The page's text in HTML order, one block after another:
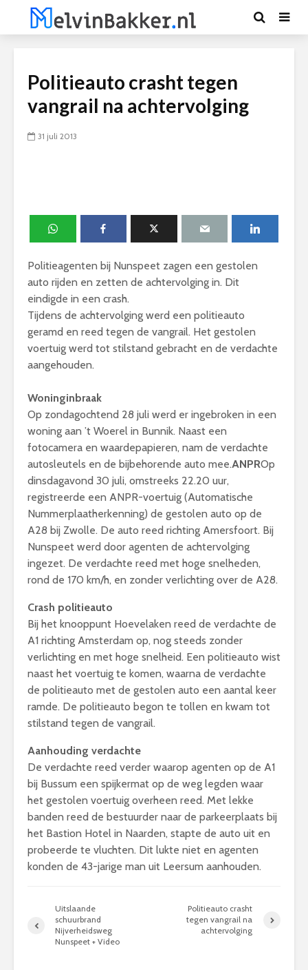
Politieauto crasht tegen
vangrail na achtervolging
31 juli 2013
Politieagenten bij Nunspeet zagen een gestolen
auto rijden en zetten de achtervolging in. Dit
eindigde in een crash.
Tijdens de achtervolging werd een politieauto
geramd en reed tegen de vangrail. Het gestolen
voertuig werd tot stilstand gebracht en de verdachte
aangehouden.
Woninginbraak
Op zondagochtend 28 juli werd er ingebroken in een
woning aan ’t Woerel in Bunnik. Naast een
fotocamera en waardepapieren, nam de verdachte
autosleutels en de bijbehorende auto mee.ANPROp
dinsdagavond 30 juli, omstreeks 22.20 uur,
registreerde een ANPR-voertuig (Automatische
Nummerplaatherkenning) de gestolen auto op de
A28 bij Zwolle. De auto reed richting Amersfoort. Bij
Nunspeet werd door agenten de achtervolging
ingezet. De verdachte reed met hoge snelheden,
rond de 170 km/h, en zonder verlichting over de A28.
Crash politieauto
Bij het knooppunt Hoevelaken reed de verdachte de
A1 richting Amsterdam op, nog steeds zonder
verlichting en met hoge snelheid. Een politieauto wist
naast het voertuig te komen, waarna de verdachte
de politieauto met de gestolen auto een aantal keer
ramde. De politieauto begon te tollen en kwam tot
stilstand tegen de vangrail.
Aanhouding verdachte
De verdachte reed verder waarop agenten op de A1
bij Bussum een spijkermat op de weg legden waar
het gestolen voertuig overheen reed. Met lekke
banden reed de bestuurder naar de parkeerplaats bij
het Bastion Hotel in Naarden, stapte de auto uit en
probeerde te vluchten. Dit lukte niet en agenten
konden de 43-jarige man uit Leersum aanhouden.
Uitslaande
schuurbrand
Nijverheidsweg
Nunspeet + Video
Politieauto crasht
tegen vangrail na
achtervolging